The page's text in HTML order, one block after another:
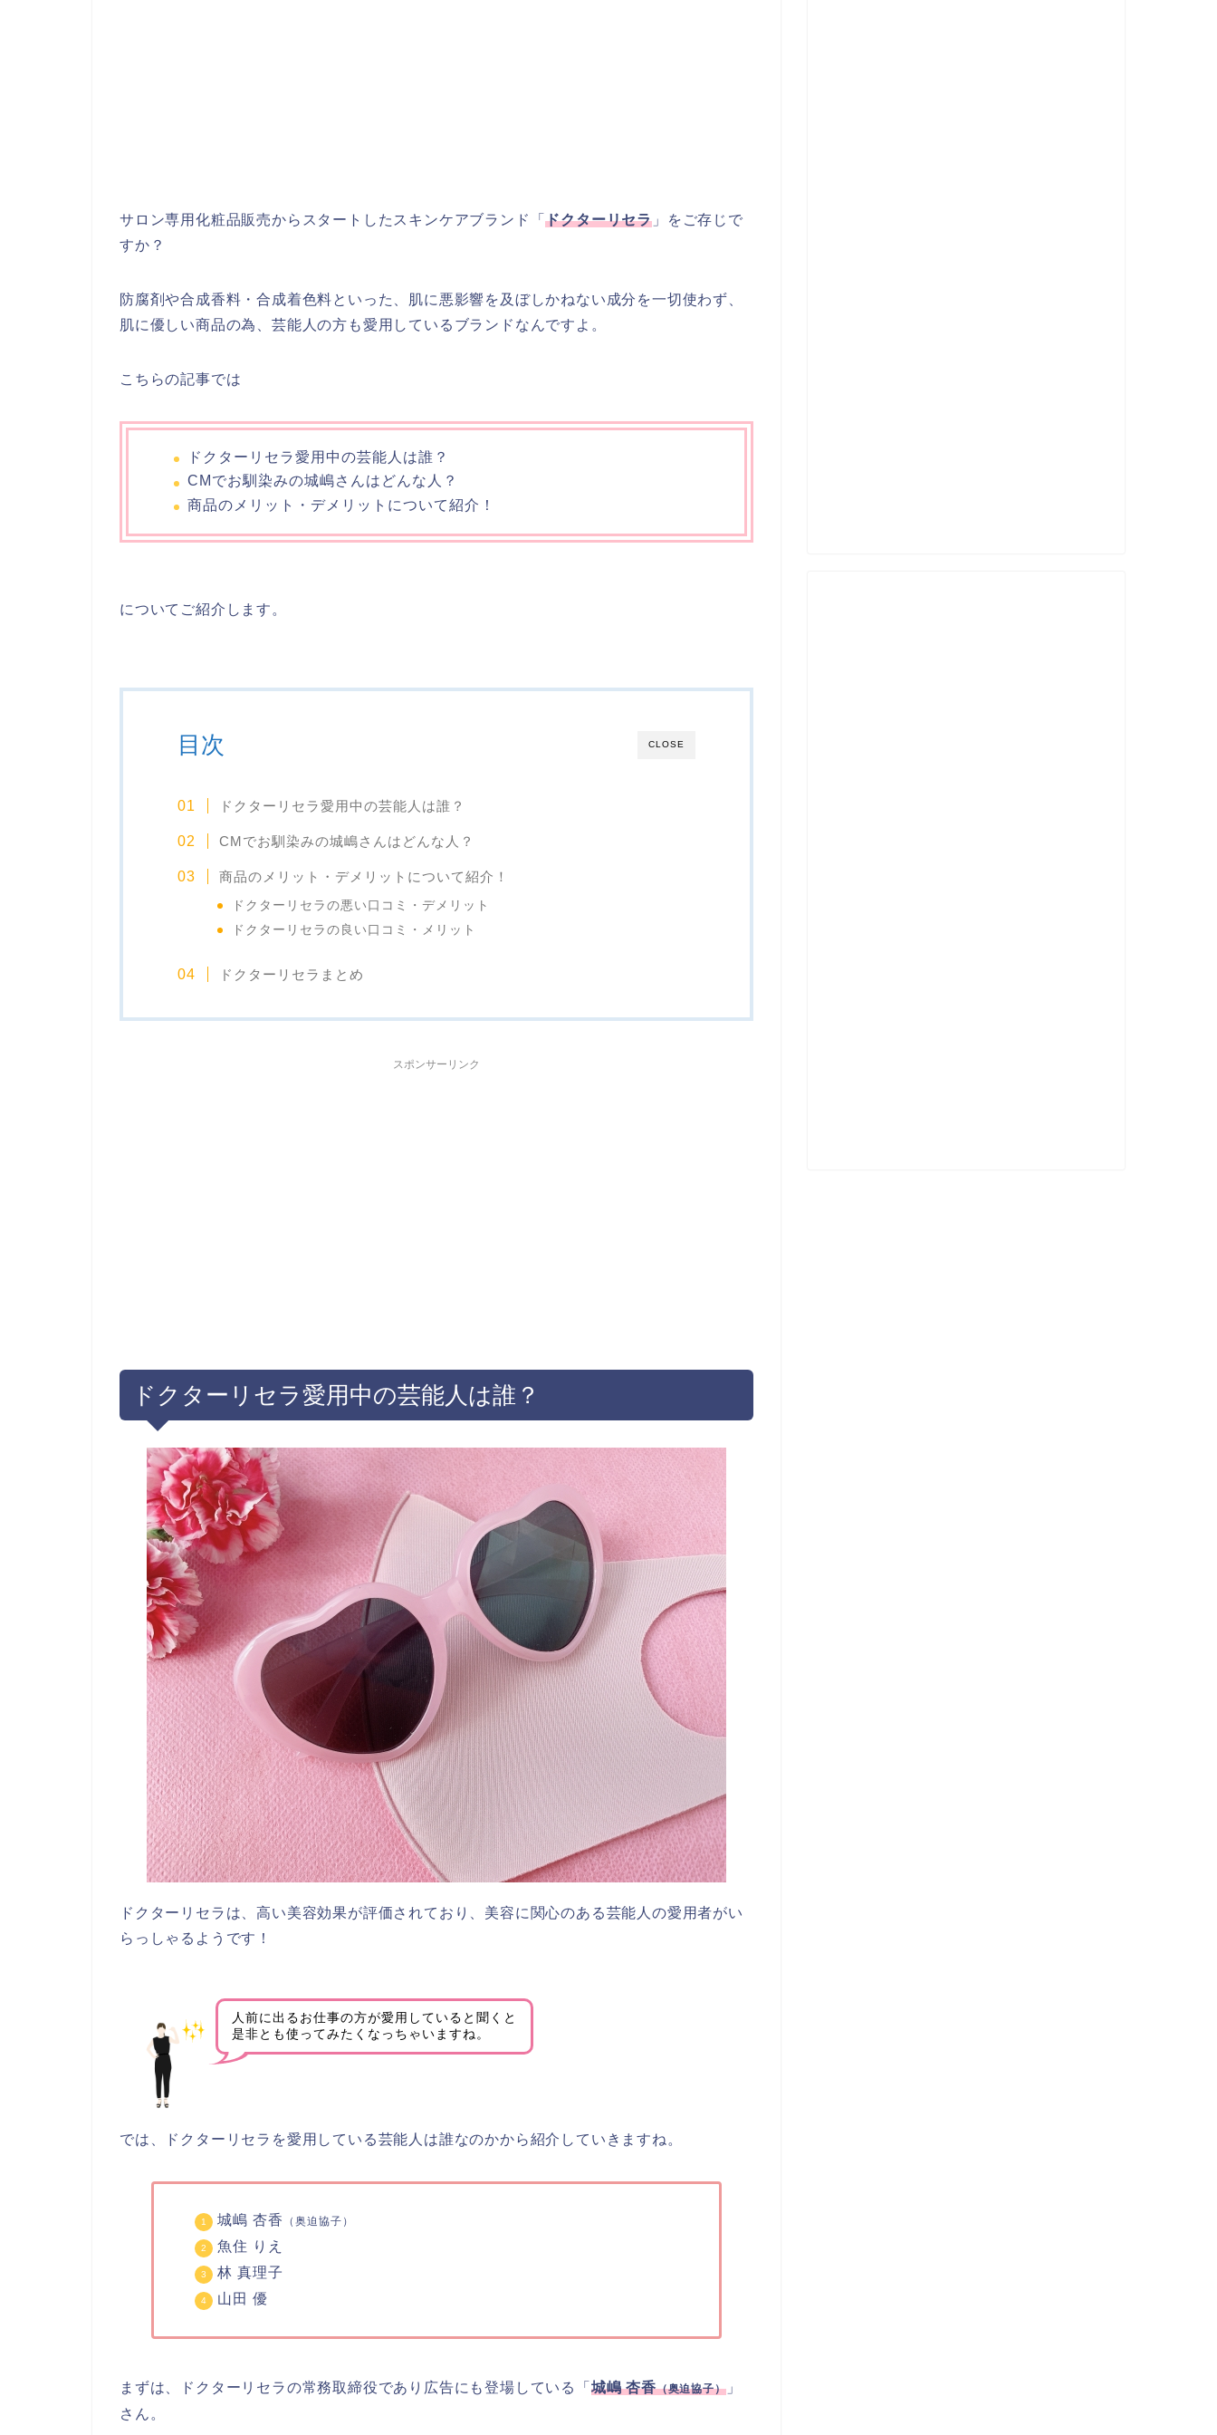
サロン専用化粧品販売からスタートしたスキンケアブランド「ドクターリセラ 」をご存じで
すか？
防腐剤や合成香料・合成着色料といった、肌に悪影響を及ぼしかねない成分を一切使わず、
肌に優しい商品の為、芸能人の方も愛用しているブランドなんですよ。
こちらの記事では
ドクターリセラ愛用中の芸能人は誰？
CMでお馴染みの城嶋さんはどんな人？
商品のメリット・デメリットについて紹介！
についてご紹介します。
CLOSE
目次
ドクターリセラ愛用中の芸能人は誰？
CMでお馴染みの城嶋さんはどんな人？
商品のメリット・デメリットについて紹介！
ドクターリセラの悪い口コミ・デメリット
ドクターリセラの良い口コミ・メリット
ドクターリセラまとめ
スポンサーリンク
ドクターリセラ愛用中の芸能人は誰？
ドクターリセラは、高い美容効果が評価されており、美容に関心のある芸能人の愛用者がい
らっしゃるようです！
人前に出るお仕事の方が愛用していると聞くと
是非とも使ってみたくなっちゃいますね。
では、ドクターリセラを愛用している芸能人は誰なのかから紹介していきますね。
城嶋 杏香 （奥迫協子）
魚住 りえ
林 真理子
山田 優
まずは、ドクターリセラの常務取締役であり広告にも登場している「 城嶋 杏香（奥迫協子）」
さん。